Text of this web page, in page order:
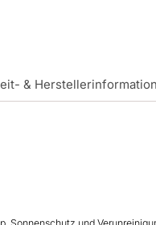
& Herstellerinformation